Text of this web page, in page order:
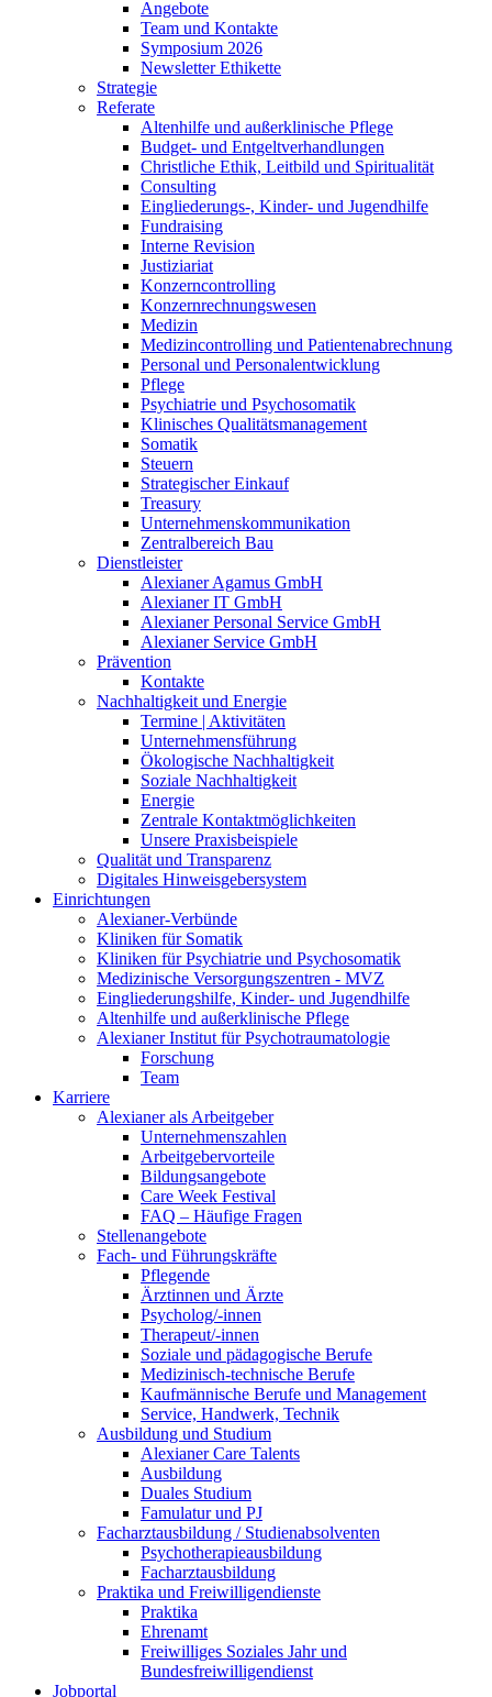
Angebote
Team und Kontakte
Symposium 2026
Newsletter Ethikette
Strategie
Referate
Altenhilfe und außerklinische Pflege
Budget- und Entgeltverhandlungen
Christliche Ethik, Leitbild und Spiritualität
Consulting
Eingliederungs-, Kinder- und Jugendhilfe
Fundraising
Interne Revision
Justiziariat
Konzerncontrolling
Konzernrechnungswesen
Medizin
Medizincontrolling und Patientenabrechnung
Personal und Personalentwicklung
Pflege
Psychiatrie und Psychosomatik
Klinisches Qualitätsmanagement
Somatik
Steuern
Strategischer Einkauf
Treasury
Unternehmenskommunikation
Zentralbereich Bau
Dienstleister
Alexianer Agamus GmbH
Alexianer IT GmbH
Alexianer Personal Service GmbH
Alexianer Service GmbH
Prävention
Kontakte
Nachhaltigkeit und Energie
Termine | Aktivitäten
Unternehmensführung
Ökologische Nachhaltigkeit
Soziale Nachhaltigkeit
Energie
Zentrale Kontaktmöglichkeiten
Unsere Praxisbeispiele
Qualität und Transparenz
Digitales Hinweisgebersystem
Einrichtungen
Alexianer-Verbünde
Kliniken für Somatik
Kliniken für Psychiatrie und Psychosomatik
Medizinische Versorgungszentren - MVZ
Eingliederungshilfe, Kinder- und Jugendhilfe
Altenhilfe und außerklinische Pflege
Alexianer Institut für Psychotraumatologie
Forschung
Team
Karriere
Alexianer als Arbeitgeber
Unternehmenszahlen
Arbeitgebervorteile
Bildungsangebote
Care Week Festival
FAQ – Häufige Fragen
Stellenangebote
Fach- und Führungskräfte
Pflegende
Ärztinnen und Ärzte
Psycholog/-innen
Therapeut/-innen
Soziale und pädagogische Berufe
Medizinisch-technische Berufe
Kaufmännische Berufe und Management
Service, Handwerk, Technik
Ausbildung und Studium
Alexianer Care Talents
Ausbildung
Duales Studium
Famulatur und PJ
Facharztausbildung / Studienabsolventen
Psychotherapieausbildung
Facharztausbildung
Praktika und Freiwilligendienste
Praktika
Ehrenamt
Freiwilliges Soziales Jahr und
Bundesfreiwilligendienst
Jobportal